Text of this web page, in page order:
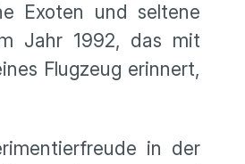
Exoten und seltene
Jahr 1992, das mit
Flugzeug erinnert,
in der